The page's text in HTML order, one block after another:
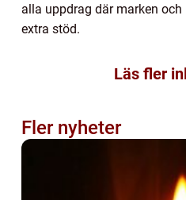
alla uppdrag där marken
extra stöd.
Läs fler
Fler nyheter